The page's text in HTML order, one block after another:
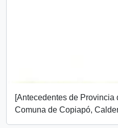
[Antecedentes de Provincia
Comuna de Copiapó,